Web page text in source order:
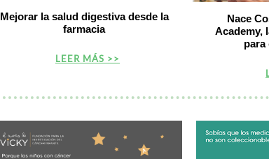
Mejorar la salud digestiva desde la
farmacia
LEER MÁS >>
Nace
Academy,
para